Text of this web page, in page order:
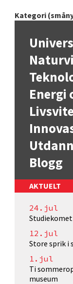
Kategori
Energi
Blogg
AKTUELT
24.jul
12.jul
Store sprik i
1.jul
Ti
museum